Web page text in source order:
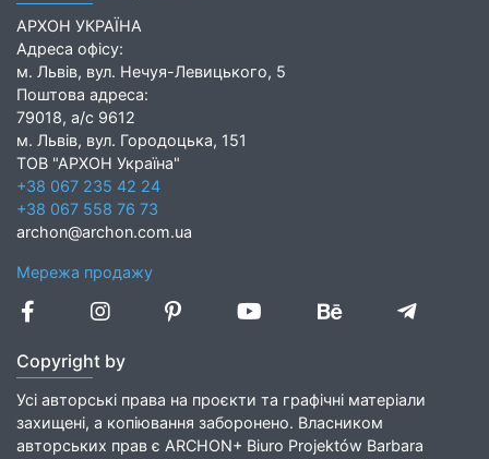
АРХОН УКРАЇНА
Адреса офісу:
м. Львів, вул. Нечуя-Левицького, 5
Поштова адреса:
79018, а/с 9612
м. Львів, вул. Городоцька, 151
ТОВ "АРХОН Україна"
+38 067 235 42 24
+38 067 558 76 73
archon@archon.com.ua
Мережа продажу
Copyright by
Усі авторські права на проєкти та графічні матеріали
захищені, а копіювання заборонено. Власником
авторських прав є ARCHON+ Biuro Projektów Barbara